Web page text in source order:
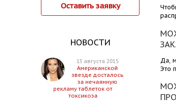
Оставить заявку
НОВОСТИ
13 августа 2015
Американской
звезде досталось
за нечаянную
рекламу таблеток от
токсикоза
Да,
Это